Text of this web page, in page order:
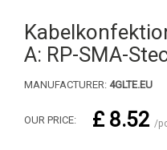
A: RP-SMA-
MANUFACTURER: 4GLTE.EU
OUR PRICE: £ 8.52 /